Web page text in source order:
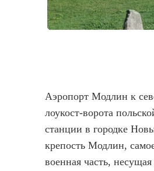
Аэропорт Модлин к
лоукост-ворота
станции в городке
крепость Модлин,
военная часть,